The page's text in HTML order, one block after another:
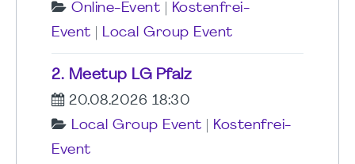
Online-Event
Kostenfrei-
Event
Local Group Event
2. Meetup LG Pfalz
20.08.2026 18:30
Local Group Event
Kostenfrei-
Event